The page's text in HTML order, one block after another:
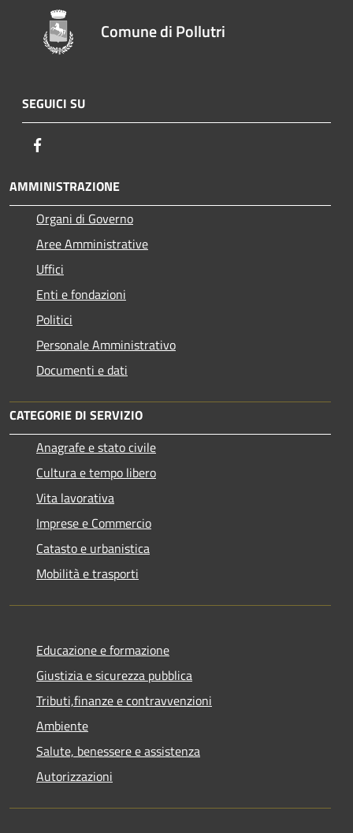
Comune di Pollutri
SEGUICI SU
AMMINISTRAZIONE
Organi di Governo
Aree Amministrative
Uffici
Enti e fondazioni
Politici
Personale Amministrativo
Documenti e dati
CATEGORIE DI SERVIZIO
Anagrafe e stato civile
Cultura e tempo libero
Vita lavorativa
Imprese e Commercio
Catasto e urbanistica
Mobilità e trasporti
Educazione e formazione
Giustizia e sicurezza pubblica
Tributi,finanze e contravvenzioni
Ambiente
Salute, benessere e assistenza
Autorizzazioni